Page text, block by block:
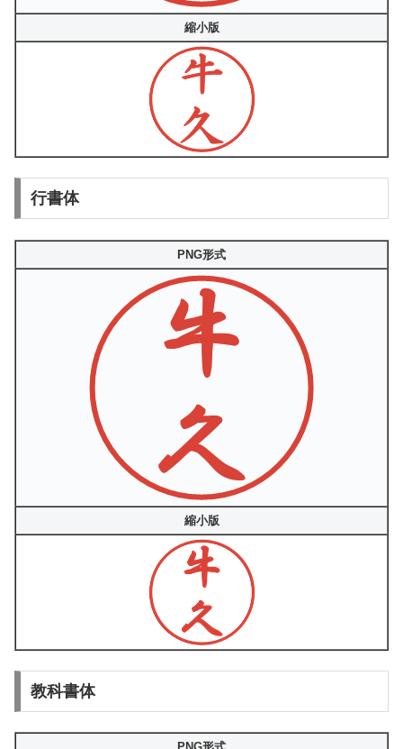
縮小版
行書体
PNG形式
縮小版
教科書体